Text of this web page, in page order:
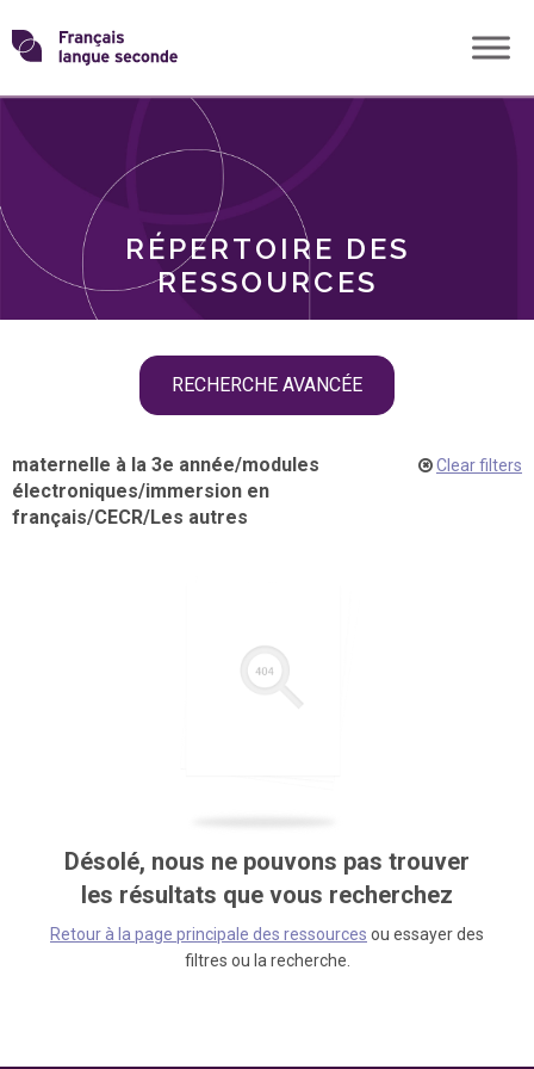
Skip
toTransformons
langue
RÉPERTOIRE DES
RESSOURCES
RECHERCHE AVANCÉE
THÈMES
maternelle à la 3e année/modules
électroniques/immersion en
français/CECR/Les autres
Clear filters
Désolé, nous ne pouvons pas trouver
les résultats que vous recherchez
Retour à la page principale des ressources ou essayer des
filtres ou la recherche.